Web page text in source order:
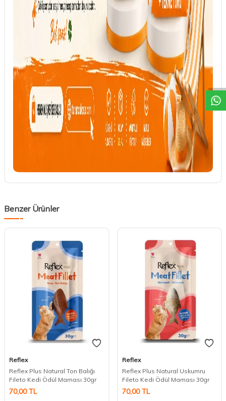
DESTEK
Benzer Ürünler
Reflex
Reflex Plus Natural Ton Balığı
Fileto Kedi Ödül Maması 30gr
70,00TL
Reflex
Reflex Plus Natural Uskumru
Fileto Kedi Ödül Maması 30gr
70,00TL